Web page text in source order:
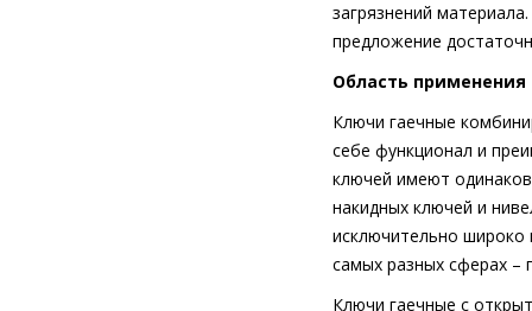
загрязнений
предложение
Область применения
Ключи гаечные
себе функционал и
ключей имеют
накидных ключей и
исключительно
самых разных сферах –
Ключи гаечные с